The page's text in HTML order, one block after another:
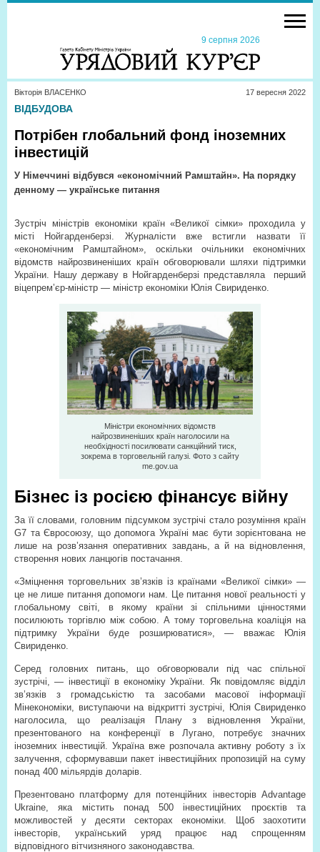
9 серпня 2026
Вікторія ВЛАСЕНКО 17 вересня 2022
ВІДБУДОВА
Потрібен глобальний фонд іноземних
інвестицій
У Німеччині відбувся «економічний Рамштайн». На порядку
денному — українське питання
Зустріч міністрів економіки країн «Великої сімки» проходила у
місті Нойгарденберзі. Журналісти вже встигли назвати її
«економічним Рамштайном», оскільки очільники економічних
відомств найрозвиненіших країн обговорювали шляхи підтримки
України. Нашу державу в Нойгарденберзі представляла
перший
віцепрем’єр-міністр — міністр економіки Юлія Свириденко.
Міністри економічних відомств
найрозвиненіших країн наголосили на
необхідності посилювати санкційний тиск,
зокрема в торговельній галузі. Фото з сайту
me.gov.ua
Бізнес із росією фінансує війну
За її словами, головним підсумком зустрічі стало розуміння країн
G7 та Євросоюзу, що допомога Україні має бути зорієнтована не
лише на розв’язання оперативних завдань, а й на відновлення,
створення нових ланцюгів постачання.
«Зміцнення торговельних зв’язків із країнами «Великої сімки» —
це не лише питання допомоги нам. Це питання нової реальності у
глобальному світі, в якому країни зі спільними цінностями
посилюють торгівлю між собою. А тому торговельна коаліція на
підтримку України буде розширюватися», — вважає Юлія
Свириденко.
Серед головних питань, що обговорювали під час спільної
зустрічі, — інвестиції в економіку України. Як повідомляє відділ
зв’язків з громадськістю та засобами масової інформації
Мінекономіки, виступаючи на відкритті зустрічі, Юлія Свириденко
наголосила, що реалізація Плану з відновлення України,
презентованого на конференції в Лугано, потребує значних
іноземних інвестицій. Україна вже розпочала активну роботу з їх
залучення, сформувавши пакет інвестиційних пропозицій на суму
понад 400 мільярдів доларів.
Презентовано платформу для потенційних інвесторів Advantage
Ukraine, яка містить понад 500 інвестиційних проєктів та
можливостей у десяти секторах економіки. Щоб заохотити
інвесторів, український уряд працює над спрощенням
відповідного вітчизняного законодавства.